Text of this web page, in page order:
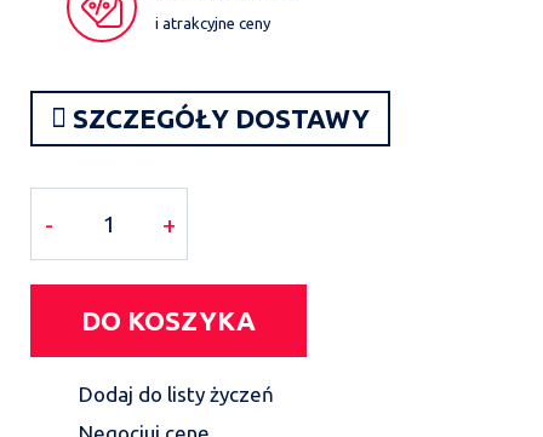
i atrakcyjne ceny
SZCZEGÓŁY DOSTAWY
- +
DO KOSZYKA
Dodaj do listy życzeń
Negocjuj cenę